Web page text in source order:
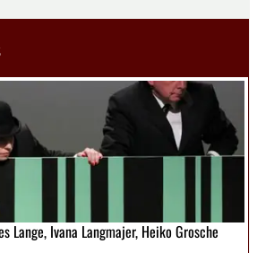
Lange, Ivana Langmajer, Heiko Grosche